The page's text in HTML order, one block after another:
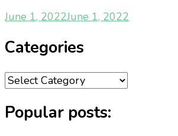
June 1, 2022June 1, 2022
Categories
Categories
Popular posts: